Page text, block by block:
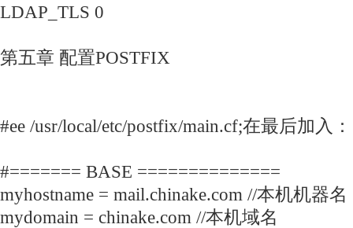
LDAP_TLS 0
第五章 配置POSTFIX
#ee /usr/local/etc/postfix/main.cf;在最后加入：
#======= BASE ==============
myhostname = mail.chinake.com //本机机器名
mydomain = chinake.com //本机域名